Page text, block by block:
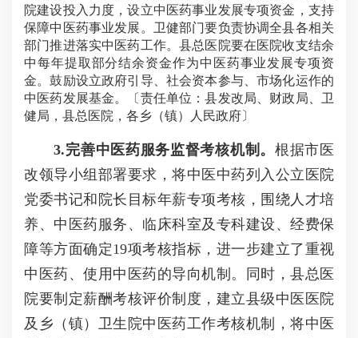
院建设投入力度，设立中医药事业发展专项资金，支持
保障中医药事业发展。卫健部门要负责协调全县各相关
部门推进落实中医药工作。县总医院要在医院收支结余
中每年提取部分结余资金作为中医药事业发展专项资
金。鼓励设立政府引导、社会资本参与、市场化运作的
中医药发展基金。〔责任单位：县发改局、财政局、卫
健局，县总医院，各乡（镇）人民政府〕
3.完善中医药服务监督考核机制 。 根据市医
改领导小组部署要求，将中医中药列入公立医院
党委书记和院长目标年薪专项考核，围绕人才培
养、中医药服务、临床科室及专科建设、经费保
障等方面确定19项考核指标，进一步建立了重视
中医药、使用中医药的导向机制。同时，县总医
院要制定薪酬考核评价制度，建立县级中医医院
及乡（镇）卫生院中医药工作考核机制，将中医